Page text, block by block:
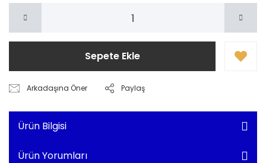
Sepete Ekle
Arkadaşına Öner Paylaş
Ürün Bilgisi
Ürün Yorumları